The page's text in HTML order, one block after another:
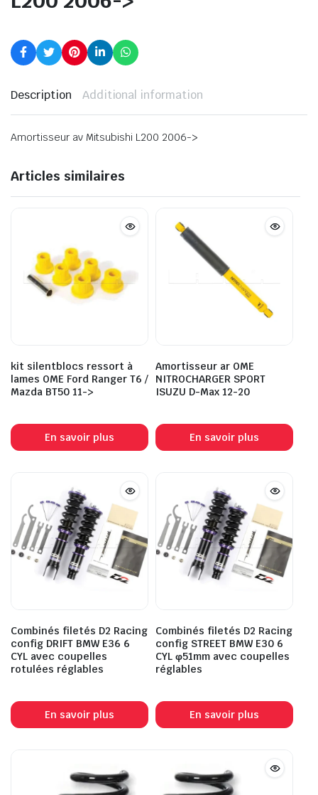
Description Additional information
Amortisseur av Mitsubishi L200 2006->
Articles similaires
kit silentblocs ressort à
lames OME Ford Ranger T6 /
Mazda BT50 11->
En savoir plus
Amortisseur ar OME
NITROCHARGER SPORT
ISUZU D-Max 12-20
En savoir plus
Combinés filetés D2 Racing
config DRIFT BMW E36 6
CYL avec coupelles
rotulées réglables
En savoir plus
Combinés filetés D2 Racing
config STREET BMW E30 6
CYL φ51mm avec coupelles
réglables
En savoir plus